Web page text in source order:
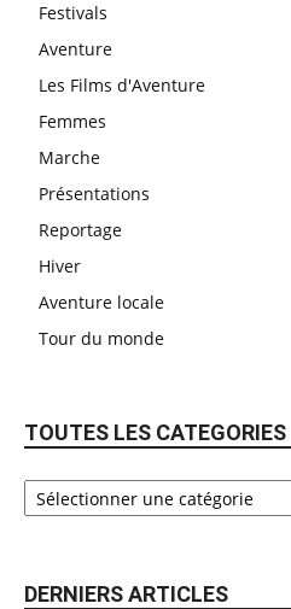
Festivals
Aventure
Les Films d'Aventure
Femmes
Marche
Présentations
Reportage
Hiver
Aventure locale
Tour du monde
TOUTES LES CATEGORIES
DERNIERS ARTICLES